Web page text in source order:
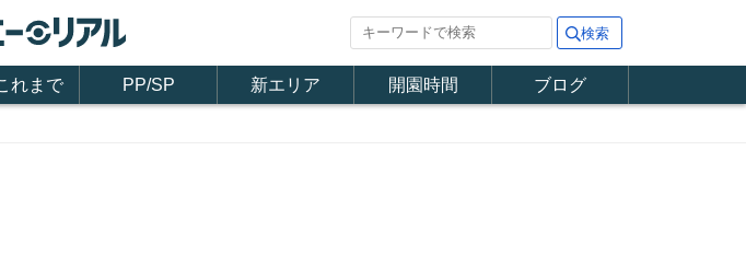
れまで PP/SP 新エリア 開園時間 ブログ